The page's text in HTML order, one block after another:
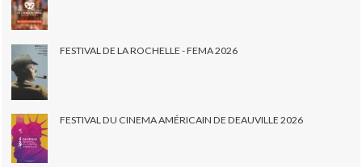
FESTIVAL DE LA ROCHELLE - FEMA 2026
FESTIVAL DU CINEMA AMÉRICAIN DE DEAUVILLE 2026